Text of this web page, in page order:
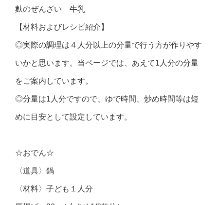
麩のぜんざい 牛乳
【材料およびレシピ紹介】
◎実際の調理は４人分以上の分量で行う方が作りやす
いかと思います。当ページでは、あえて1人分の分量
をご案内しています。
◎分量は1人分ですので、ゆで時間、炒め時間等は短
めに目安として設定しています。
☆おでん☆
〈道具〉鍋
〈材料〉子ども１人分